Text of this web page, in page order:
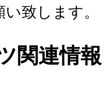
致します。
関連情報